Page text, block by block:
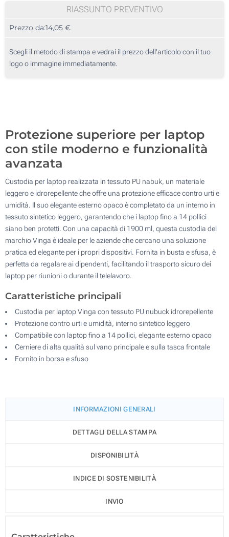
3 Colori (Su un lato)
Transfer digitale full color (Su un lato)
10
25
50
RIASSUNTO PREVENTIVO
Prezzo da:14,05 €
Scegli il metodo di stampa e vedrai il prezzo dell'articolo con il tuo
logo o immagine immediatamente.
Protezione superiore per laptop
con stile moderno e funzionalità
avanzata
Custodia per laptop realizzata in tessuto PU nabuk, un materiale
leggero e idrorepellente che offre una protezione efficace contro urti e
umidità. Il suo elegante esterno opaco è completato da un interno in
tessuto sintetico leggero, garantendo che i laptop fino a 14 pollici
siano ben protetti. Con una capacità di 1900 ml, questa custodia del
marchio Vinga è ideale per le aziende che cercano una soluzione
pratica ed elegante per i propri dispositivi. Fornita in busta e sfusa, è
perfetta da regalare ai dipendenti, facilitando il trasporto sicuro dei
laptop per riunioni o durante il telelavoro.
Caratteristiche principali
Custodia per laptop Vinga con tessuto PU nubuck idrorepellente
Protezione contro urti e umidità, interno sintetico leggero
Compatibile con laptop fino a 14 pollici, elegante esterno opaco
Cerniere di alta qualità sul vano principale e sulla tasca frontale
Fornito in borsa e sfuso
INFORMAZIONI GENERALI
DETTAGLI DELLA STAMPA
DISPONIBILITÀ
INDICE DI SOSTENIBILITÀ
INVIO